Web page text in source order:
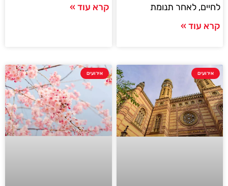
לחיים, לאחר תנומת
קרא עוד »
קרא עוד »
אירועים אירועים